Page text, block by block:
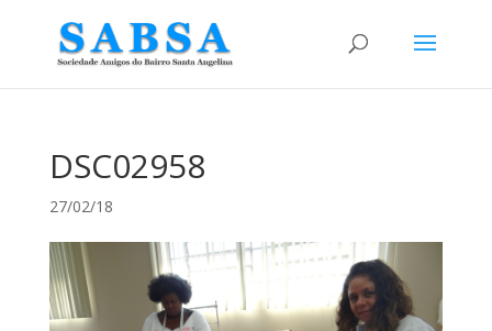
DSC02958
27/02/18